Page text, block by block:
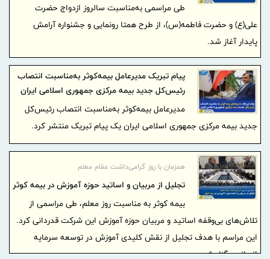
طی مراسمی به‌مناسبت سالروز ازدواج حضرت
علی(ع) و حضرت فاطمه(س)، از طرح همتا رونمایی و جشنواره آرامش
پایدار آغاز شد.
پیام تبریک مدیرعامل بیمه‌کوثر به‌مناسبت انتصاب
رئیس‌کل جدید بیمه‌ مرکزی جمهوری اسلامی ایران
مدیرعامل بیمه‌کوثر به‌مناسبت انتصاب رئیس‌کل
جدید بیمه‌ مرکزی جمهوری اسلامی ایران یک پیام تبریک منتشر کرد.
همزمان با روز گرامی‌داشت مقام معلم
تجلیل از مربیان و اساتید حوزه آموزش در بیمه کوثر
بیمه کوثر به مناسبت روز معلم، طی مراسمی از
تلاش‌های بی‌وقفه اساتید و مربیان حوزه آموزش این شرکت قدردانی کرد.
این مراسم با هدف تجلیل از نقش کلیدی آموزش در توسعه سرمایه
انسانی برگزار شد.